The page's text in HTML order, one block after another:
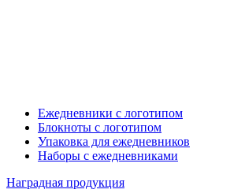
Ежедневники с логотипом
Блокноты с логотипом
Упаковка для ежедневников
Наборы с ежедневниками
Наградная продукция